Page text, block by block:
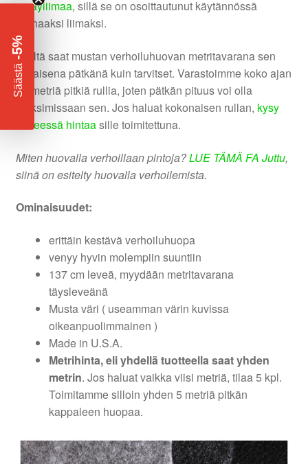
sprayliimaa, sillä se on osoittautunut käytännössä
parhaaksi liimaksi.
Meiltä saat mustan verhoiluhuovan metritavarana sen
mittaisena pätkänä kuin tarvitset. Varastoimme koko ajan
45 metriä pitkiä rullia, joten pätkän pituus voi olla
maksimissaan sen. Jos haluat kokonaisen rullan, kysy
ihmeessä hintaasille toimitettuna.
Miten huovalla verhoillaan pintoja?LUE TÄMÄ FA Juttu,
siinä on esitelty huovalla verhoilemista.
Ominaisuudet:
erittäin kestävä verhoiluhuopa
venyy hyvin molempiin suuntiin
137 cm leveä, myydään metritavarana
täysleveänä
Musta väri ( useamman värin kuvissa
oikeanpuolimmainen )
Made in U.S.A.
Metrihinta, eli yhdellä tuotteella saat yhden
metrin. Jos haluat vaikka viisi metriä, tilaa 5 kpl.
Toimitamme silloin yhden 5 metriä pitkän
kappaleen huopaa.
Säästä
-5%